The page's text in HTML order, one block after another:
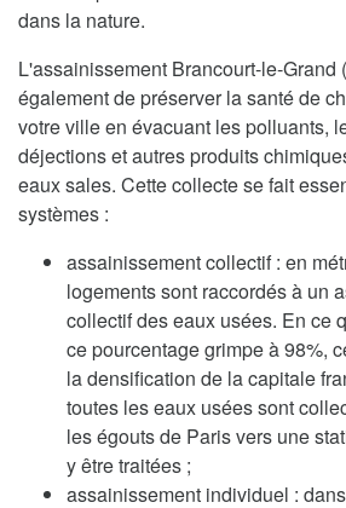
dans la nature.
L'assainissement Brancourt-le-Grand
également de préserver la santé de
votre ville en évacuant les polluants,
déjections et autres produits
eaux sales. Cette collecte se fait
systèmes :
assainissement collectif : en
logements sont raccordés à un
collectif des eaux usées. En ce
ce pourcentage grimpe à 98%,
la densification de la capitale
toutes les eaux usées sont
les égouts de Paris vers une
y être traitées ;
assainissement individuel :